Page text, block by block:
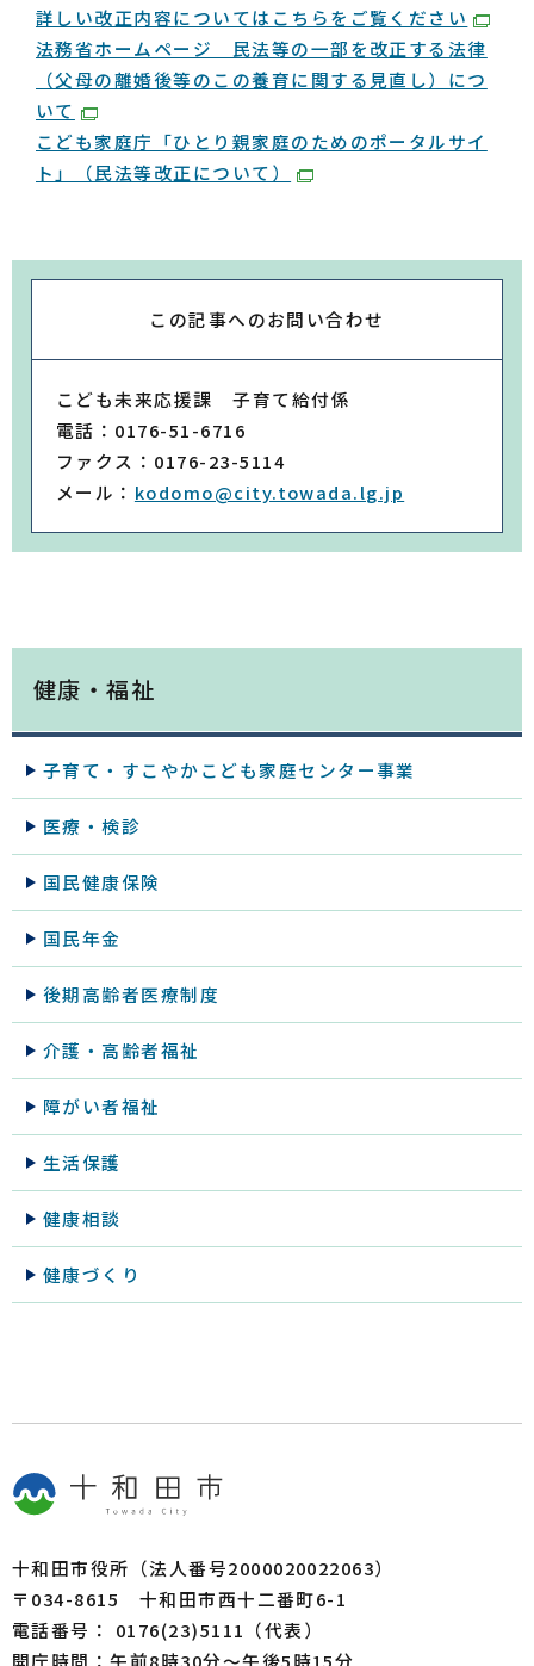
詳しい改正内容についてはこちらをご覧ください
法務省ホームページ 民法等の一部を改正する法律
（父母の離婚後等のこの養育に関する見直し）につ
いて
こども家庭庁「ひとり親家庭のためのポータルサイ
ト」（民法等改正について）
この記事へのお問い合わせ
こども未来応援課 子育て給付係
電話：0176-51-6716
ファクス：0176-23-5114
メール： kodomo@city.towada.lg.jp
健康・福祉
子育て・すこやかこども家庭センター事業
医療・検診
国民健康保険
国民年金
後期高齢者医療制度
介護・高齢者福祉
障がい者福祉
生活保護
健康相談
健康づくり
十和田市役所（法人番号2000020022063）
〒034-8615 十和田市西十二番町6-1
電話番号： 0176(23)5111（代表）
開庁時間：午前8時30分～午後5時15分